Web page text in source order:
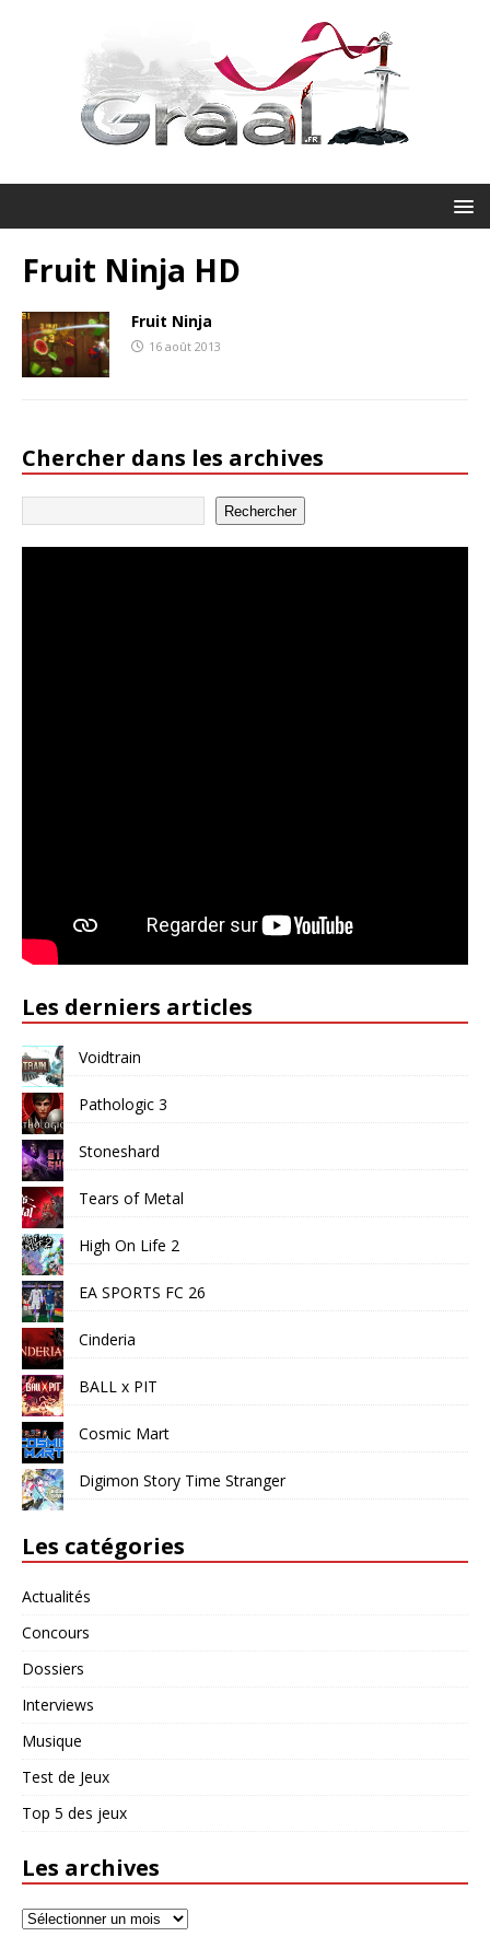
Fruit Ninja HD
Fruit Ninja
16 août 2013
Chercher dans les archives
Rechercher
Les derniers articles
Voidtrain
Pathologic 3
Stoneshard
Tears of Metal
High On Life 2
EA SPORTS FC 26
Cinderia
BALL x PIT
Cosmic Mart
Digimon Story Time Stranger
Les catégories
Actualités
Concours
Dossiers
Interviews
Musique
Test de Jeux
Top 5 des jeux
Les archives